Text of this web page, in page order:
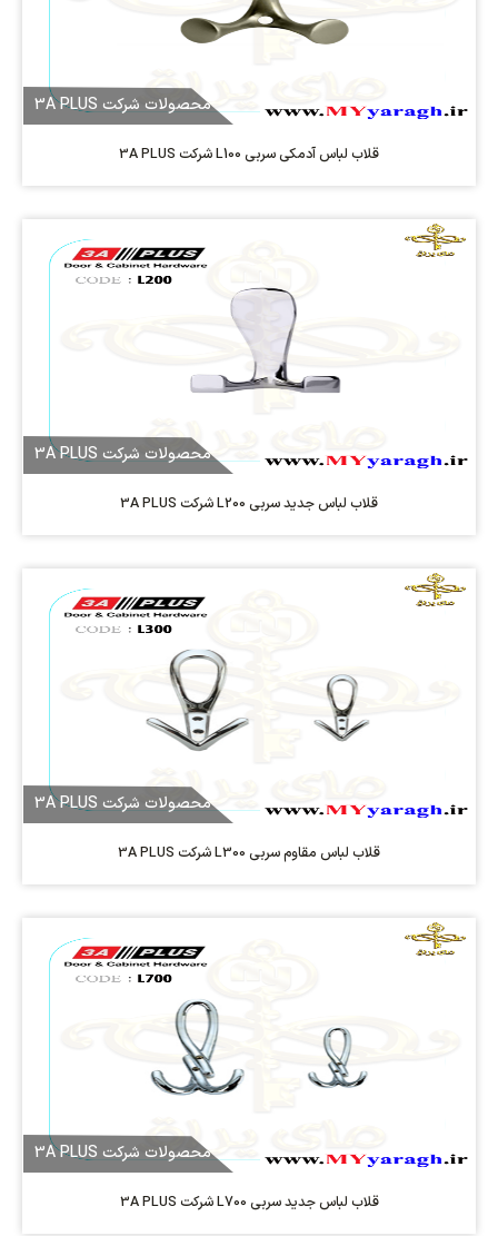
محصولات شرکت 3A PLUS
قلاب لباس آدمکی سربی L100 شرکت 3A PLUS
محصولات شرکت 3A PLUS
قلاب لباس جدید سربی L200 شرکت 3A PLUS
محصولات شرکت 3A PLUS
قلاب لباس مقاوم سربی L300 شرکت 3A PLUS
محصولات شرکت 3A PLUS
قلاب لباس جدید سربی L700 شرکت 3A PLUS